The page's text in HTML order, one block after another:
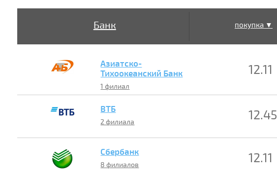
Банк покупка ▼
Азиатско-
Тихоокеанский Банк
1 филиал
12.11
ВТБ
2 филиала 12.45
Сбербанк
8 филиалов 12.11